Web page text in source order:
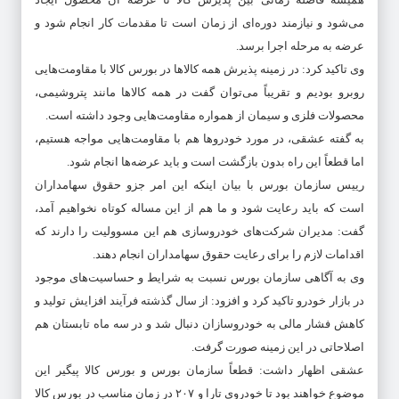
می‌شود و نیازمند دوره‌ای از زمان است تا مقدمات کار انجام شود و
عرضه به مرحله اجرا برسد.
وی تاکید کرد: در زمینه پذیرش همه کالاها در بورس کالا با مقاومت‌هایی
روبرو بودیم و تقریباً می‌توان گفت در همه کالاها مانند پتروشیمی،
محصولات فلزی و سیمان از همواره مقاومت‌هایی وجود داشته است.
به گفته عشقی، در مورد خودروها هم با مقاومت‌هایی مواجه هستیم،
اما قطعاً این راه بدون بازگشت است و باید عرضه‌ها انجام شود.
رییس سازمان بورس با بیان اینکه این امر جزو حقوق سهامداران
است که باید رعایت شود و ما هم از این مساله کوتاه نخواهیم آمد،
گفت: مدیران شرکت‌های خودروسازی هم این مسوولیت را دارند که
اقدامات لازم را برای رعایت حقوق سهامداران انجام دهند.
وی به آگاهی سازمان بورس نسبت به شرایط و حساسیت‌های موجود
در بازار خودرو تاکید کرد و افزود: از سال گذشته فرآیند افزایش تولید و
کاهش فشار مالی به خودروسازان دنبال شد و در سه ماه تابستان هم
اصلاحاتی در این زمینه صورت گرفت.
عشقی اظهار داشت: قطعاً سازمان بورس و بورس کالا پیگیر این
موضوع خواهند بود تا خودروی تارا و ۲۰۷ در زمان مناسب در بورس کالا